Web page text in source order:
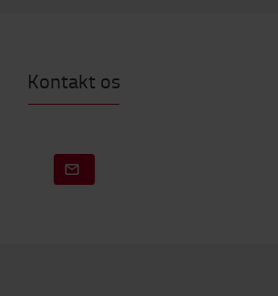
Kontakt os